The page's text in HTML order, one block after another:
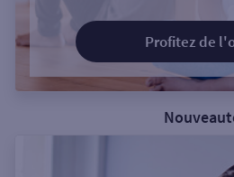
Profitez de